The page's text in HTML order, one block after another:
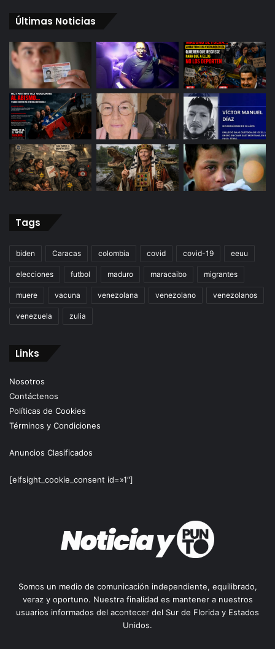
Últimas Noticias
Tags
biden Caracas colombia covid covid-19 eeuu
elecciones futbol maduro maracaibo migrantes
muere vacuna venezolana venezolano venezolanos
venezuela zulia
Links
Nosotros
Contáctenos
Políticas de Cookies
Términos y Condiciones
Anuncios Clasificados
[elfsight_cookie_consent id=»1″]
Somos un medio de comunicación independiente, equilibrado,
veraz y oportuno. Nuestra finalidad es mantener a nuestros
usuarios informados del acontecer del Sur de Florida y Estados
Unidos.